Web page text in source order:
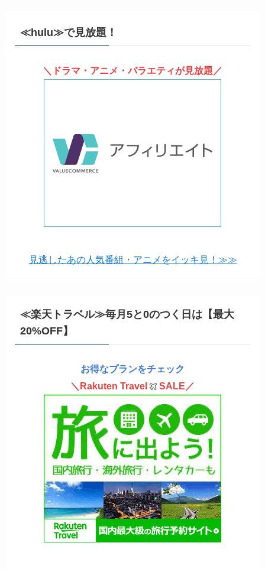
≪hulu≫で見放題！
＼ドラマ・アニメ・バラエティが見放題／
見逃したあの人気番組・アニメをイッキ見！≫≫
≪楽天トラベル≫毎月5と0のつく日は【最大
20%OFF】
お得なプランをチェック
＼Rakuten Travel
SALE／